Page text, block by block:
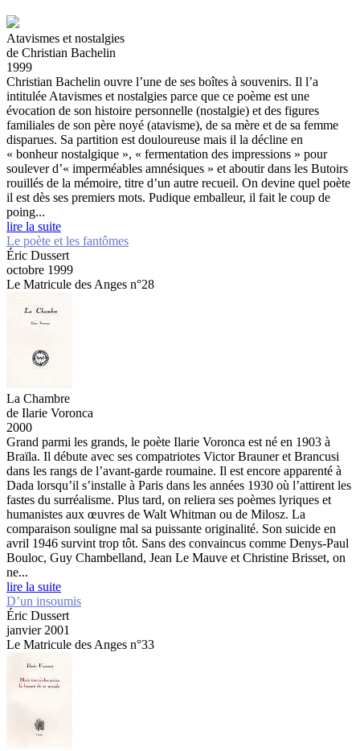
Atavismes et nostalgies
de Christian Bachelin
1999
Christian Bachelin ouvre l’une de ses boîtes à souvenirs. Il l’a
intitulée Atavismes et nostalgies parce que ce poème est une
évocation de son histoire personnelle (nostalgie) et des figures
familiales de son père noyé (atavisme), de sa mère et de sa femme
disparues. Sa partition est douloureuse mais il la décline en
« bonheur nostalgique », « fermentation des impressions » pour
soulever d’« imperméables amnésiques » et aboutir dans les Butoirs
rouillés de la mémoire, titre d’un autre recueil. On devine quel poète
il est dès ses premiers mots. Pudique emballeur, il fait le coup de
poing...
lire la suite
Le poète et les fantômes
Éric Dussert
octobre 1999
Le Matricule des Anges n°28
La Chambre
de Ilarie Voronca
2000
Grand parmi les grands, le poète Ilarie Voronca est né en 1903 à
Braïla. Il débute avec ses compatriotes Victor Brauner et Brancusi
dans les rangs de l’avant-garde roumaine. Il est encore apparenté à
Dada lorsqu’il s’installe à Paris dans les années 1930 où l’attirent les
fastes du surréalisme. Plus tard, on reliera ses poèmes lyriques et
humanistes aux œuvres de Walt Whitman ou de Milosz. La
comparaison souligne mal sa puissante originalité. Son suicide en
avril 1946 survint trop tôt. Sans des convaincus comme Denys-Paul
Bouloc, Guy Chambelland, Jean Le Mauve et Christine Brisset, on
ne...
lire la suite
D’un insoumis
Éric Dussert
janvier 2001
Le Matricule des Anges n°33